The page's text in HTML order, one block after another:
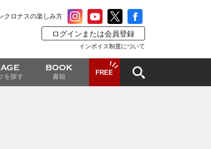
クロナスの楽しみ方
ログインまたは会員登録
インボイス制度について
を探す
BOOK
書籍
FREE